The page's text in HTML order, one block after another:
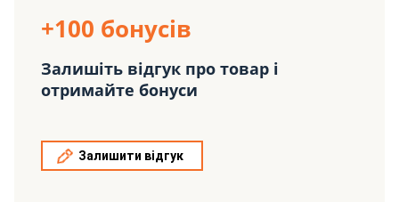
+100 бонусів
Залишіть відгук про товар і
отримайте бонуси
Залишити відгук